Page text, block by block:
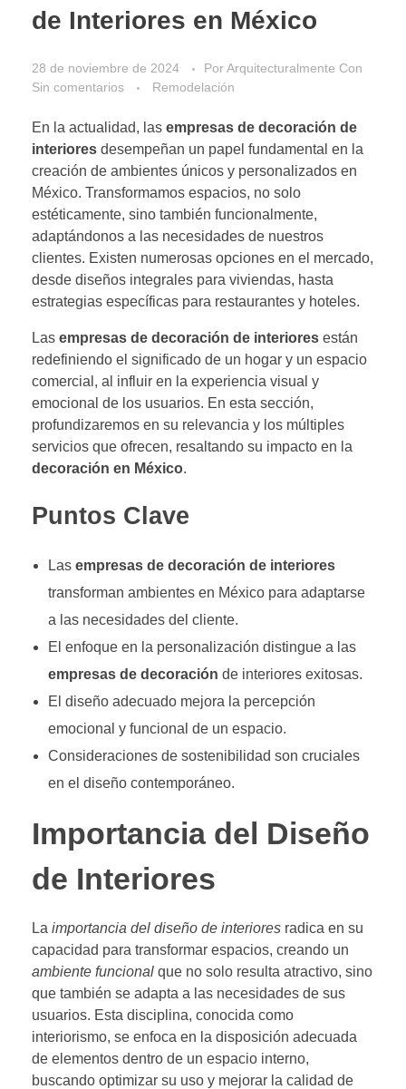
de Interiores en México
28 de noviembre de 2024 PorArquitecturalmente Con
Sin comentarios
Remodelación
En la actualidad, las empresas de decoración de
interiores desempeñan un papel fundamental en la
creación de ambientes únicos y personalizados en
México. Transformamos espacios, no solo
estéticamente, sino también funcionalmente,
adaptándonos a las necesidades de nuestros
clientes. Existen numerosas opciones en el mercado,
desde diseños integrales para viviendas, hasta
estrategias específicas para restaurantes y hoteles.
Las empresas de decoración de interiores están
redefiniendo el significado de un hogar y un espacio
comercial, al influir en la experiencia visual y
emocional de los usuarios. En esta sección,
profundizaremos en su relevancia y los múltiples
servicios que ofrecen, resaltando su impacto en la
decoración en México.
Puntos Clave
Las empresas de decoración de interiores
transforman ambientes en México para adaptarse
a las necesidades del cliente.
El enfoque en la personalización distingue a las
empresas de decoración de interiores exitosas.
El diseño adecuado mejora la percepción
emocional y funcional de un espacio.
Consideraciones de sostenibilidad son cruciales
en el diseño contemporáneo.
Importancia del Diseño
de Interiores
La importancia del diseño de interiores radica en su
capacidad para transformar espacios, creando un
ambiente funcional que no solo resulta atractivo, sino
que también se adapta a las necesidades de sus
usuarios. Esta disciplina, conocida como
interiorismo, se enfoca en la disposición adecuada
de elementos dentro de un espacio interno,
buscando optimizar su uso y mejorar la calidad de